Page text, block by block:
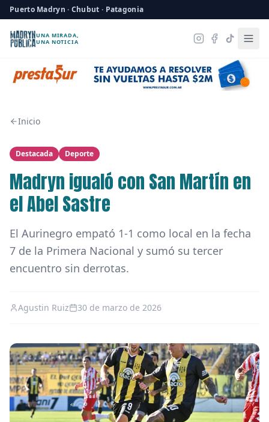
Puerto Madryn · Chubut · Patagonia
UNA MIRADA,
UNA NOTICIA
Inicio
Destacada Deporte
Madryn igualó con San Martín en
el Abel Sastre
El Aurinegro empató 1-1 como local en la fecha
7 de la Primera Nacional y sumó su tercer
encuentro sin derrotas.
Agustin Ruiz 30 de marzo de 2026